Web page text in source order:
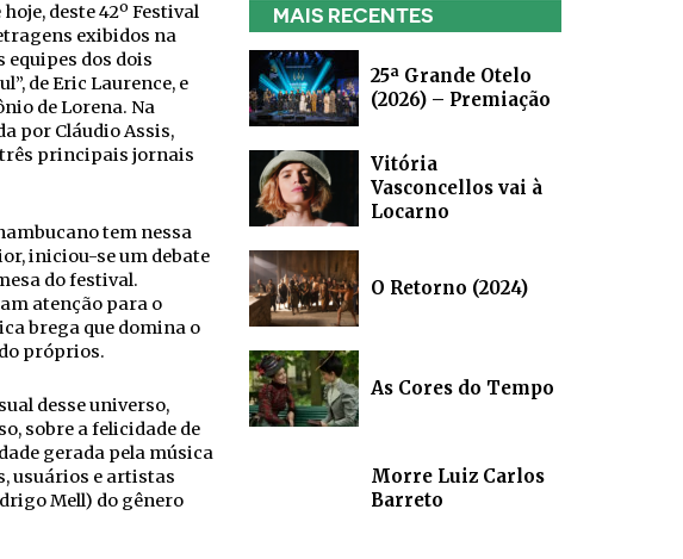
deste 42º Festival
exibidos na
dos dois
de Eric Laurence, e
de Lorena. Na
por Cláudio Assis,
três principais jornais
tem nessa
iniciou-se um debate
do festival.
atenção para o
brega que domina o
próprios.
desse universo,
sobre a felicidade de
gerada pela música
usuários e artistas
Mell) do gênero
MAIS RECENTES
25ª Grande Otelo
(2026) – Premiação
Vitória
Vasconcellos vai à
Locarno
O Retorno (2024)
As Cores do Tempo
Morre Luiz Carlos
Barreto